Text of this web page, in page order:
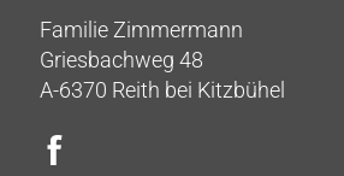
Familie Zimmermann
Griesbachweg 48
A-6370 Reith bei Kitzbühel